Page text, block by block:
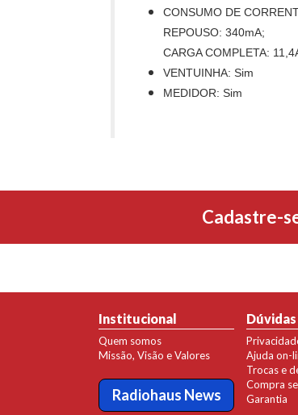
CONSUMO DE
REPOUSO: 340mA;
CARGA COMPLETA:
VENTUINHA: Sim
MEDIDOR: Sim
Cadastre-
Institucional
Quem somos
Missão, Visão e Valores
Radiohaus News
Ajuda on-
Trocas e
Compra
Garantia